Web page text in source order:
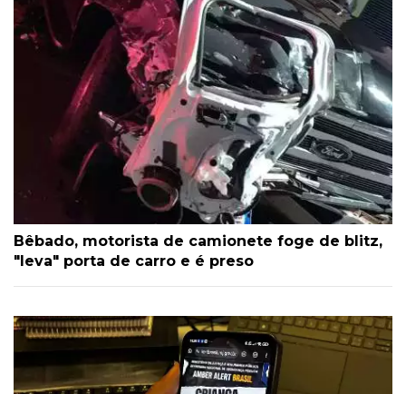
Bêbado, motorista de camionete foge de blitz,
"leva" porta de carro e é preso